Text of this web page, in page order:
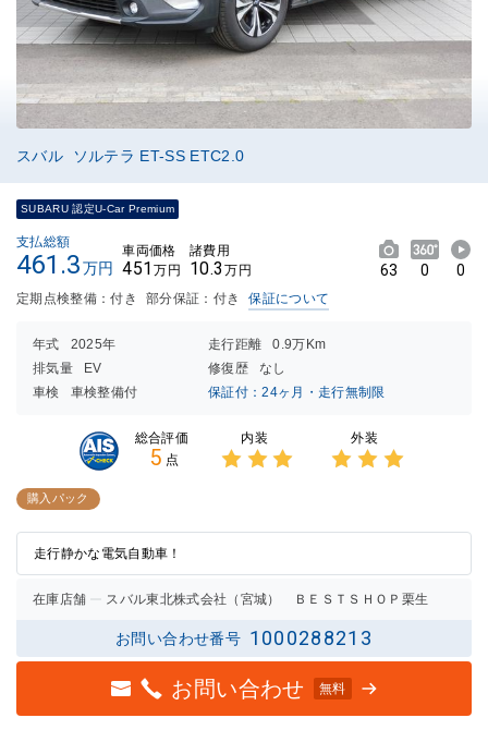
スバル ソルテラ ET-SS ETC2.0
SUBARU 認定U-Car Premium
支払総額
461.3万円
車両価格
451 万円
諸費用
10.3 万円 63 0 0
定期点検整備：付き 部分保証：付き 保証について
年式 2025年 走行距離
0.9万Km
排気量
EV 修復歴
なし
車検
車検整備付 保証付：24ヶ月・走行無制限
総合評価
5 点
内装 外装
購入パック
走行静かな電気自動車！
在庫店舗 スバル東北株式会社（宮城） ＢＥＳＴＳＨＯＰ栗生
お問い合わせ番号 1000288213
お問い合わせ 無料